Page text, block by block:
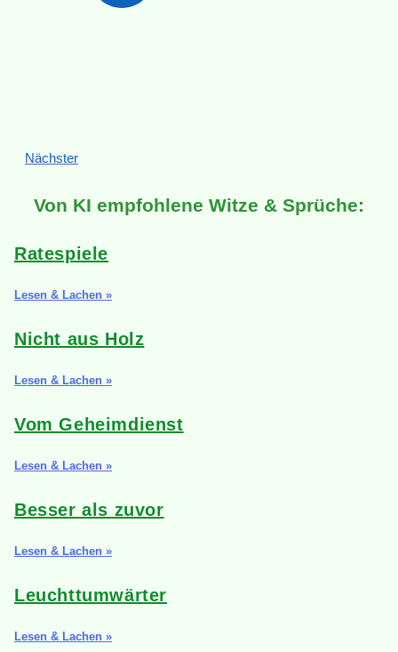
Nächster
Von KI empfohlene Witze & Sprüche:
Ratespiele
Lesen & Lachen »
Nicht aus Holz
Lesen & Lachen »
Vom Geheimdienst
Lesen & Lachen »
Besser als zuvor
Lesen & Lachen »
Leuchttumwärter
Lesen & Lachen »